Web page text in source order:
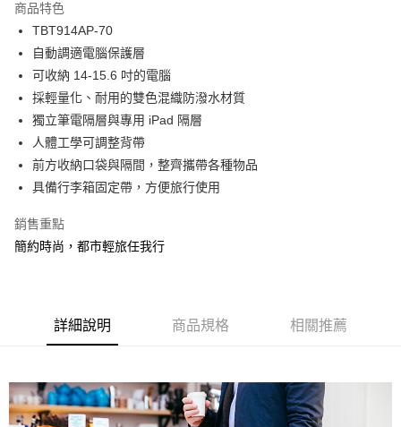
合作金庫商業銀行
華南商業銀行
上海商業儲蓄銀行
國泰世華商業銀行
臺灣中小企業銀行
台中商業銀行
匯豐（台灣）商業銀行
聯邦商業銀行
元大商業銀行
玉山商業銀行
星展（台灣）商業銀行
台新國際商業銀行
中國信託商業銀行
6 期 0 利率 每期
華南商業銀行
上海商業儲蓄銀行
國泰世華商業銀行
兆豐國際商業銀行
臺灣中小企業銀行
匯豐（台灣）商業銀行
聯邦商業銀行
遠東國際商業銀行
元大商業銀行
永豐商業銀行
玉山商業銀行
星展（台灣）商業銀行
台灣樂天信用卡公司
LINE Pay
Apple Pay
街口支付
悠遊付
Google Pay
貨到付款
每筆NT$80，滿NT$490(含以上)免運費
每筆NT$100，滿NT$1,500(含以上)免運費
商品特色
TBT914AP-70
自動調適電腦保護層
可收納 14-15.6 吋的電腦
採輕量化、耐用的雙色混織防潑水材質
獨立筆電隔層與專用 iPad 隔層
人體工學可調整背帶
前方收納口袋與隔間，整齊攜帶各種物品
具備行李箱固定帶，方便旅行使用
銷售重點
簡約時尚，都市輕旅任我行
詳細說明 商品規格 相關推薦